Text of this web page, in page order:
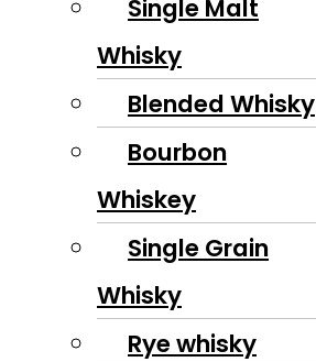
Single Malt
Whisky
Blended Whisky
Bourbon
Whiskey
Single Grain
Whisky
Rye whisky